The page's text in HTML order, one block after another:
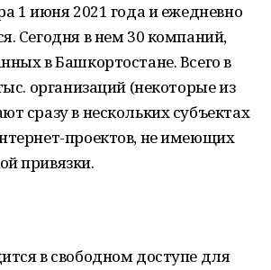
1 июня 2021 года и ежедневно
Cегодня в нем 30 компаний,
в Башкортостане. Всего в
организаций (некоторые из
сразу в нескольких субъектах
проектов, не имеющих
привязки.
в свободном доступе для